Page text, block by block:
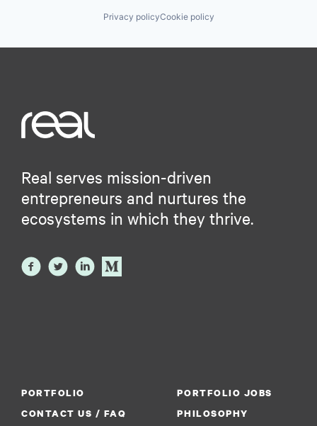
Privacy policyCookie policy
Real serves mission-driven
entrepreneurs and nurtures the
ecosystems in which they thrive.
PORTFOLIO
PORTFOLIO JOBS
CONTACT US / FAQ
PHILOSOPHY